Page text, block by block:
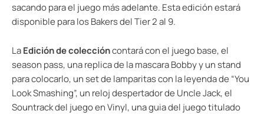
sacando para el juego más adelante. Esta edición estará
disponible para los Bakers del Tier 2 al 9.
LaEdición de coleccióncontará con el juego base, el
season pass, una replica de la mascara Bobby y un stand
para colocarlo, un set de lamparitas con la leyenda de “You
Look Smashing”, un reloj despertador de Uncle Jack, el
Sountrack del juego en Vinyl, una guia del juego titulado